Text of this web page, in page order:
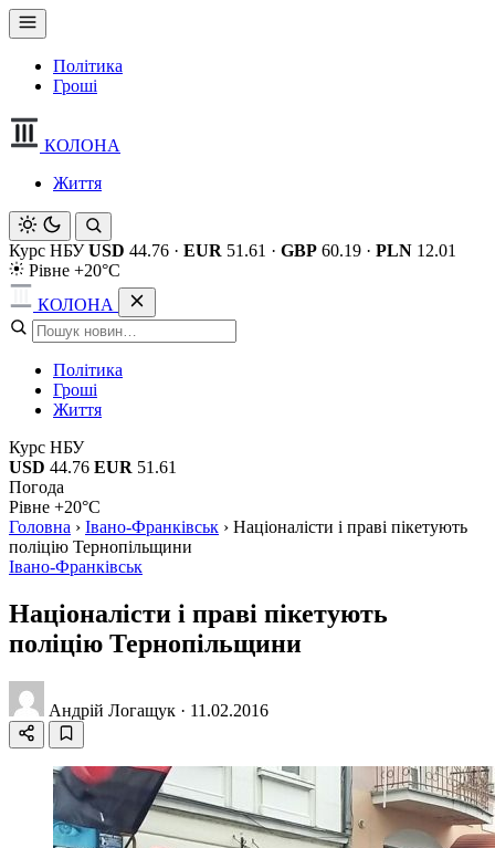
Політика
Гроші
КОЛОНА
Життя
Курс НБУ USD 44.76 · EUR 51.61 · GBP 60.19 · PLN 12.01
Рівне +20°C
КОЛОНА
Політика
Гроші
Життя
Курс НБУ
USD 44.76 EUR 51.61
Погода
Рівне +20°C
Головна › Івано-Франківськ › Націоналісти і праві пікетують
поліцію Тернопільщини
Івано-Франківськ
Націоналісти і праві пікетують
поліцію Тернопільщини
Андрій Логащук · 11.02.2016